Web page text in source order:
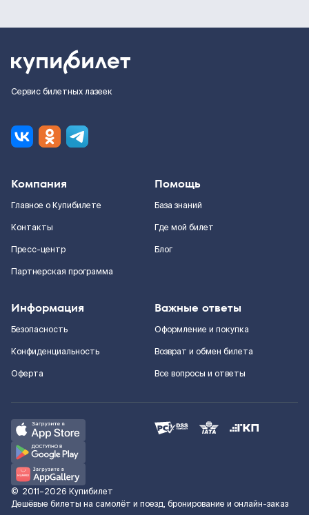
Сервис билетных лазеек
Компания
Главное о Купибилете
Контакты
Пресс-центр
Партнерская программа
Помощь
База знаний
Где мой билет
Блог
Информация
Безопасность
Конфиденциальность
Оферта
Важные ответы
Оформление и покупка
Возврат и обмен билета
Все вопросы и ответы
© 2011–2026 Купибилет
Дешёвые билеты на самолёт и поезд, бронирование и онлайн-заказ